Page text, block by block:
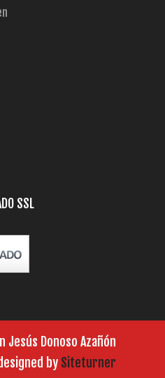
SSL
Jesús Donoso Azañón
by Siteturner